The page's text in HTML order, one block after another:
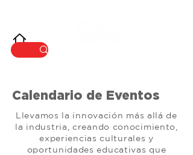
Calendario de Eventos
Llevamos la innovación más allá de
la industria, creando conocimiento,
experiencias culturales y
oportunidades educativas que